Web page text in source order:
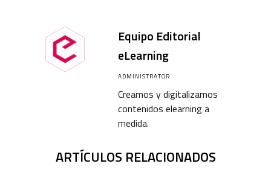
Equipo Editorial
eLearning
ADMINISTRATOR
Creamos y digitalizamos
contenidos elearning a
medida.
ARTÍCULOS RELACIONADOS